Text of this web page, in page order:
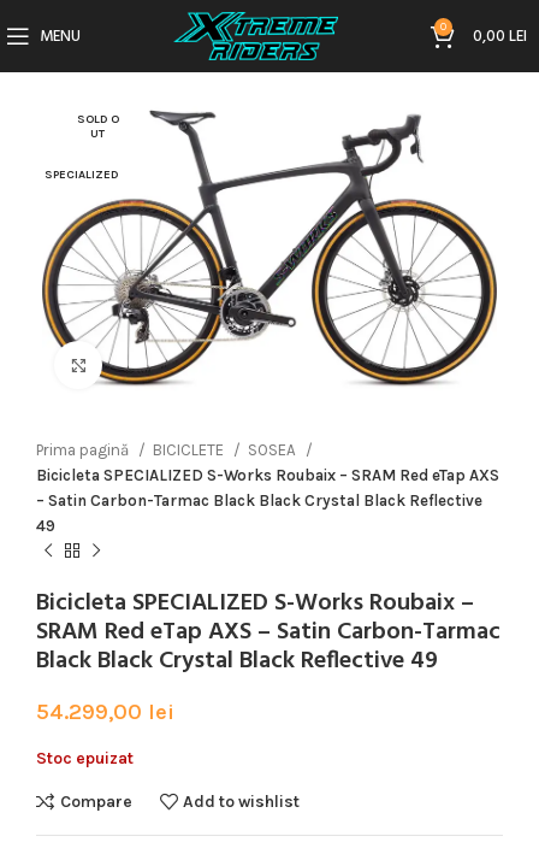
MENU 0 0,00LEI
SOLD O
UT
SPECIALIZED
Click to enlarge
Prima pagină BICICLETE
SOSEA
Bicicleta SPECIALIZED S-Works Roubaix – SRAM Red eTap AXS
– Satin Carbon-Tarmac Black Black Crystal Black Reflective
49
Bicicleta SPECIALIZED S-Works Roubaix –
SRAM Red eTap AXS – Satin Carbon-Tarmac
Black Black Crystal Black Reflective 49
54.299,00 lei
Stoc epuizat
Compare Add to wishlist